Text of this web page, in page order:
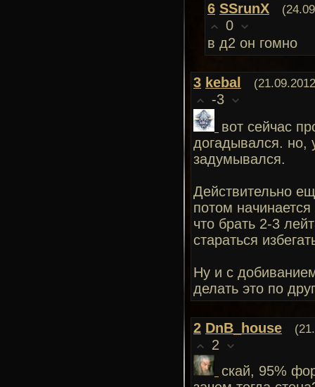
6 SSrunX
0
в д2 он гомно
3 kebal
-3
вот сейчас
догадывался. но,
задумывался.
Действительно
потом
что брать 2-3
стараться
Ну и с
делать это по
2 DnB_house
2
скай, 95%